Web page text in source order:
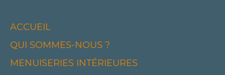
ACCUEIL
QUI SOMMES-NOUS ?
MENUISERIES INTÉRIEURES